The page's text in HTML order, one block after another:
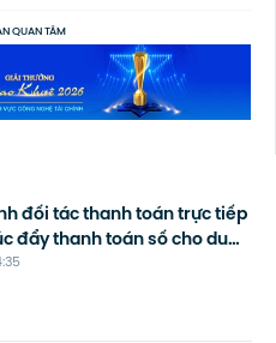
QUAN TÂM
đối tác thanh toán trực tiếp
đẩy thanh toán số cho du